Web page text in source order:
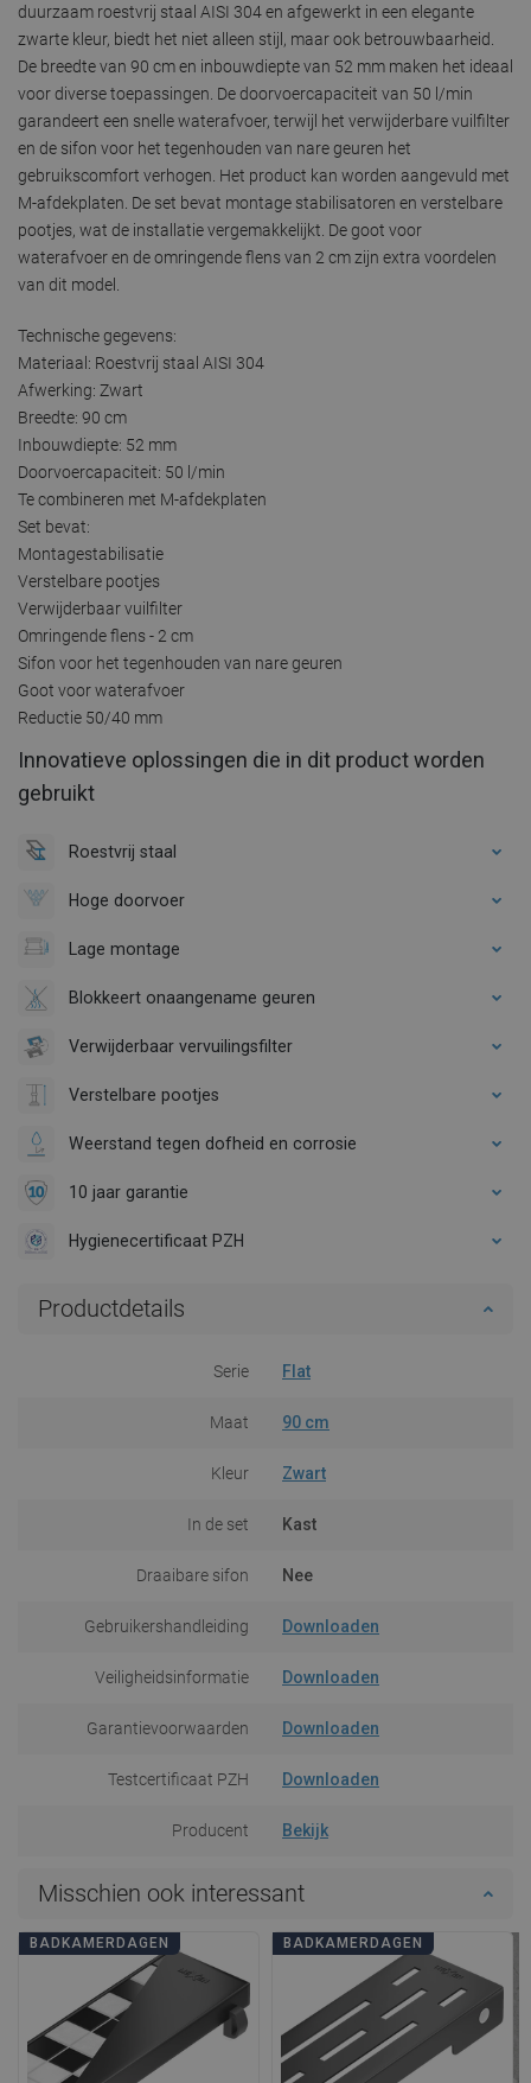
duurzaam roestvrij staal AISI 304 en afgewerkt in een elegante
zwarte kleur, biedt het niet alleen stijl, maar ook betrouwbaarheid.
De breedte van 90 cm en inbouwdiepte van 52 mm maken het ideaal
voor diverse toepassingen. De doorvoercapaciteit van 50 l/min
garandeert een snelle waterafvoer, terwijl het verwijderbare vuilfilter
en de sifon voor het tegenhouden van nare geuren het
gebruikscomfort verhogen. Het product kan worden aangevuld met
M-afdekplaten. De set bevat montage stabilisatoren en verstelbare
pootjes, wat de installatie vergemakkelijkt. De goot voor
waterafvoer en de omringende flens van 2 cm zijn extra voordelen
van dit model.
Technische gegevens:
Materiaal: Roestvrij staal AISI 304
Afwerking: Zwart
Breedte: 90 cm
Inbouwdiepte: 52 mm
Doorvoercapaciteit: 50 l/min
Te combineren met M-afdekplaten
Set bevat:
Montagestabilisatie
Verstelbare pootjes
Verwijderbaar vuilfilter
Omringende flens - 2 cm
Sifon voor het tegenhouden van nare geuren
Goot voor waterafvoer
Reductie 50/40 mm
Innovatieve oplossingen die in dit product worden
gebruikt
Roestvrij staal
Hoge doorvoer
Lage montage
Blokkeert onaangename geuren
Verwijderbaar vervuilingsfilter
Verstelbare pootjes
Weerstand tegen dofheid en corrosie
10 jaar garantie
Hygienecertificaat PZH
Productdetails
Serie Flat
Maat 90 cm
Kleur Zwart
In de set Kast
Draaibare sifon Nee
Gebruikershandleiding Downloaden
Veiligheidsinformatie Downloaden
Garantievoorwaarden Downloaden
Testcertificaat PZH Downloaden
Producent Bekijk
Misschien ook interessant
BADKAMERDAGEN BADKAMERDAGEN